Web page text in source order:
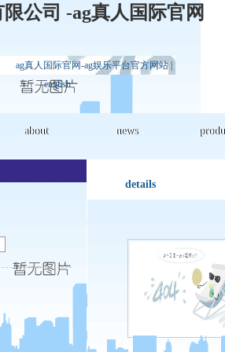
公司 -ag真人国际官网
ag真人国际官网-ag娱乐平台官方网站|
english
about
about news
news
details